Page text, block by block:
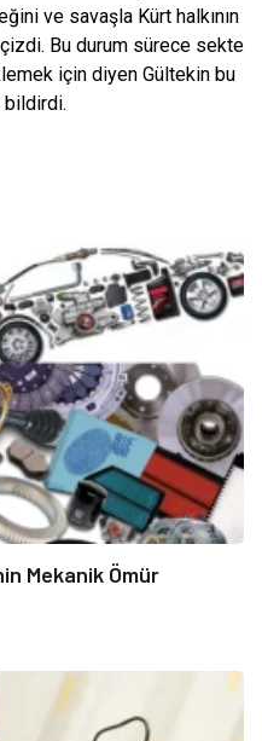
ve savaşla Kürt halkının
Bu durum sürece sekte
için diyen Gültekin bu
Mekanik Ömür